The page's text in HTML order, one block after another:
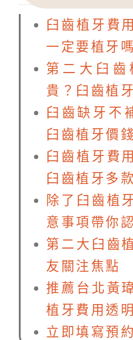
臼齒植牙費
一定要植牙
第二大臼齒
貴？臼齒植
臼齒缺牙不
臼齒植牙價
臼齒植牙費
臼齒植牙多
除了臼齒植
意事項帶你
第二大臼齒
友關注焦點
推薦台北黃
植牙費用透
立即填寫預